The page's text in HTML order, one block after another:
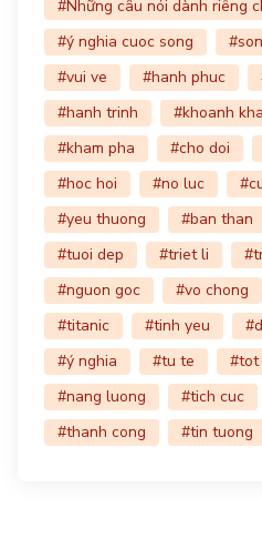
#Những câu nói dành riêng
#ý nghia cuoc song
#vui ve
#hanh phuc
#hanh trinh
#khoanh
#kham pha
#cho doi
#hoc hoi
#no luc
#yeu thuong
#ban than
#tuoi dep
#triet li
#nguon goc
#vo chong
#titanic
#tinh yeu
#ý nghia
#tu te #tot
#nang luong
#tich cuc
#thanh cong
#tin tuong